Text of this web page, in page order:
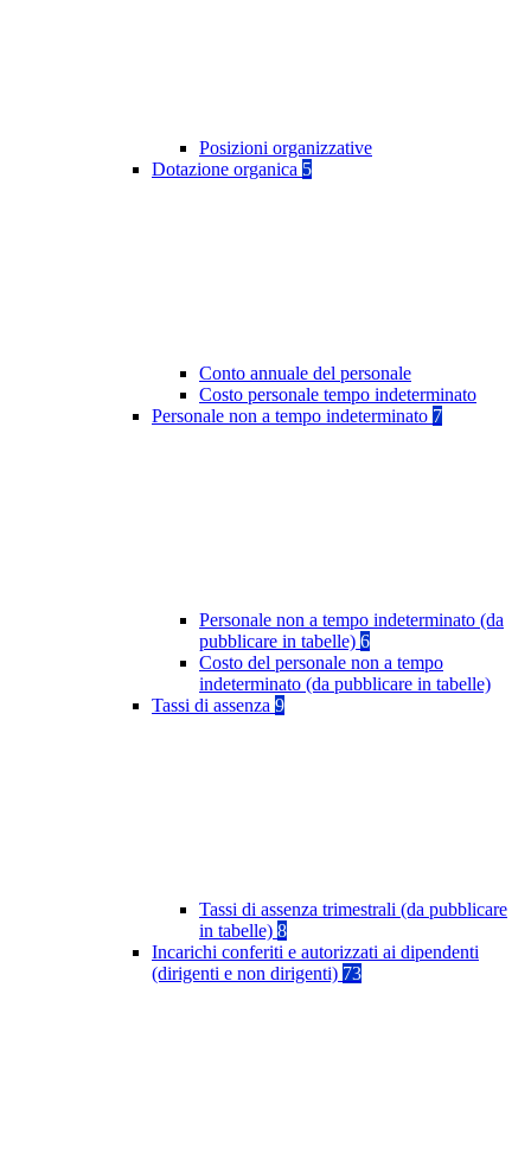
Posizioni organizzative
Dotazione organica 5
Conto annuale del personale
Costo personale tempo indeterminato
Personale non a tempo indeterminato 7
Personale non a tempo indeterminato (da
pubblicare in tabelle) 6
Costo del personale non a tempo
indeterminato (da pubblicare in tabelle)
Tassi di assenza 9
Tassi di assenza trimestrali (da pubblicare
in tabelle) 8
Incarichi conferiti e autorizzati ai dipendenti
(dirigenti e non dirigenti) 73